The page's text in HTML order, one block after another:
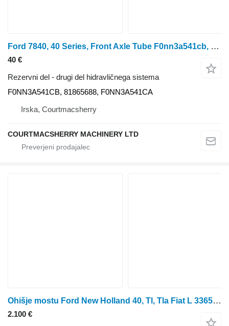
Ford 7840, 40 Series, Front Axle Tube F0nn3a541cb, 81865688, F0nn3a54 F0NN3A541CB za traktor na kolesih
40 €
Rezervni del - drugi del hidravličnega sistema
F0NN3A541CB, 81865688, F0NN3A541CA
Irska, Courtmacsherry
COURTMACSHERRY MACHINERY LTD
Ohišje mostu Ford New Holland 40, Tl, Tla Fiat L 3365 Front Axle Housing And Diff 5164328
2.100 €